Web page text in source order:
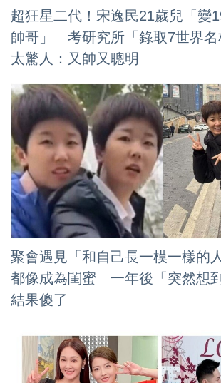
超狂星二代！宋逸民21歲兒「變
帥哥」 考研究所「錄取7世界名
太驚人：又帥又聰明
聚會遇見「和自己長一模一樣的
都像成為閨蜜 一年後「突然想到
結果傻了